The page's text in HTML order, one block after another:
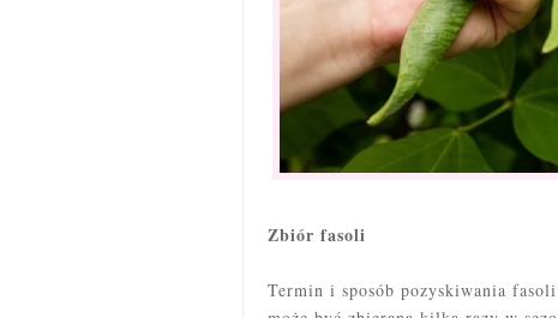
Zbiór fasoli
Termin i sposób pozyskiwania